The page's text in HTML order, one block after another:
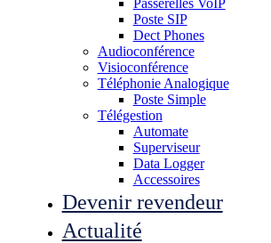
Passerelles VoIP
Poste SIP
Dect Phones
Audioconférence
Visioconférence
Téléphonie Analogique
Poste Simple
Télégestion
Automate
Superviseur
Data Logger
Accessoires
Devenir revendeur
Actualité